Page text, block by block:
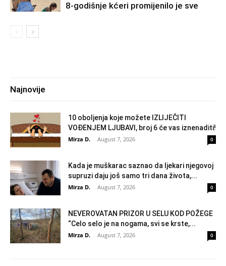
8-godišnje kćeri promijenilo je sve
Najnovije
10 oboljenja koje možete IZLIJEČITI
VOĐENJEM LJUBAVI, broj 6 će vas iznenaditi!
Mirza D. - August 7, 2026 0
Kada je muškarac saznao da ljekari njegovoj
supruzi daju još samo tri dana života,...
Mirza D. - August 7, 2026 0
NEVEROVATAN PRIZOR U SELU KOD POŽEGE
“Celo selo je na nogama, svi se krste,...
Mirza D. - August 7, 2026 0